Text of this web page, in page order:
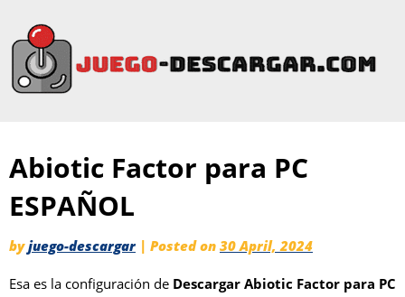
Abiotic Factor para PC
ESPAÑOL
byjuego-descargar | Posted on 30 April, 2024
Esa es la configuración de Descargar Abiotic Factor para PC